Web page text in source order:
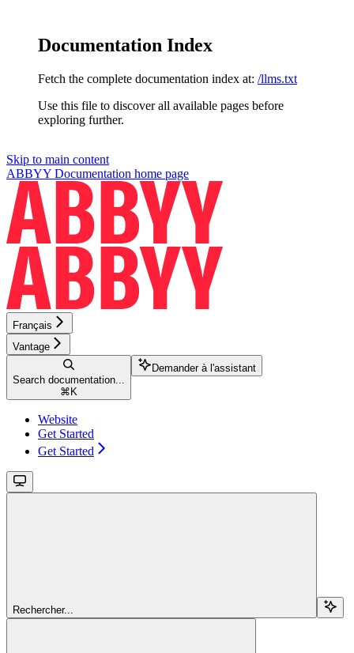
Documentation Index
Fetch the complete documentation index at: /llms.txt
Use this file to discover all available pages before
exploring further.
Skip to main content
ABBYY Documentation home page
Français
Vantage
Search documentation...
⌘ K
Demander à l'assistant
Website
Get Started
Get Started
Rechercher...